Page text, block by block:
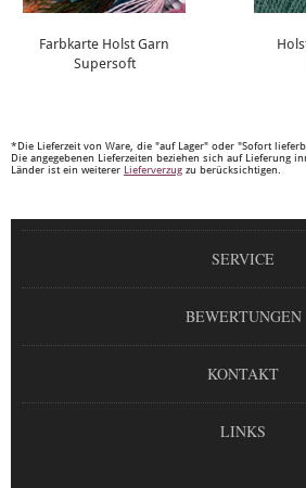
Farbkarte Holst Garn
Supersoft
*Die Lieferzeit von Ware, die "auf Lager" oder "Sofort
Die angegebenen Lieferzeiten beziehen sich auf Lieferung
Länder ist ein weiterer Lieferverzug zu berücksichtigen.
SERVICE
BEWERTUNGEN
KONTAKT
LINKS